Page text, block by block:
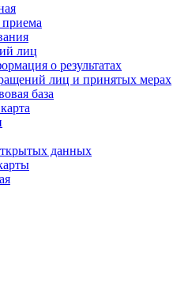
лиц
о результатах
лиц и принятых мерах
база
данных